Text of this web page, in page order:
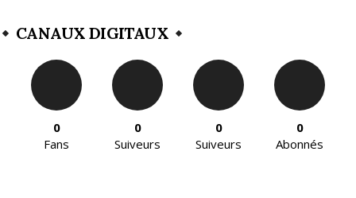
CANAUX DIGITAUX
0
Fans
0
Suiveurs
0
Suiveurs
0
Abonnés